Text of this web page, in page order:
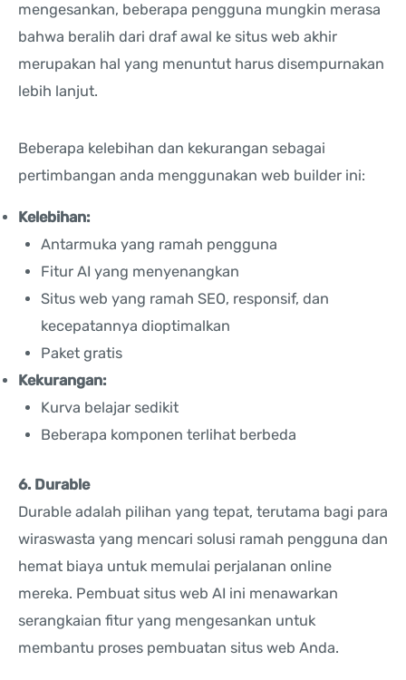
mengesankan, beberapa pengguna mungkin merasa
bahwa beralih dari draf awal ke situs web akhir
merupakan hal yang menuntut harus disempurnakan
lebih lanjut.
Beberapa kelebihan dan kekurangan sebagai
pertimbangan anda menggunakan web builder ini:
Kelebihan:
Antarmuka yang ramah pengguna
Fitur AI yang menyenangkan
Situs web yang ramah SEO, responsif, dan
kecepatannya dioptimalkan
Paket gratis
Kekurangan:
Kurva belajar sedikit
Beberapa komponen terlihat berbeda
6. Durable
Durable adalah pilihan yang tepat, terutama bagi para
wiraswasta yang mencari solusi ramah pengguna dan
hemat biaya untuk memulai perjalanan online
mereka. Pembuat situs web AI ini menawarkan
serangkaian fitur yang mengesankan untuk
membantu proses pembuatan situs web Anda.